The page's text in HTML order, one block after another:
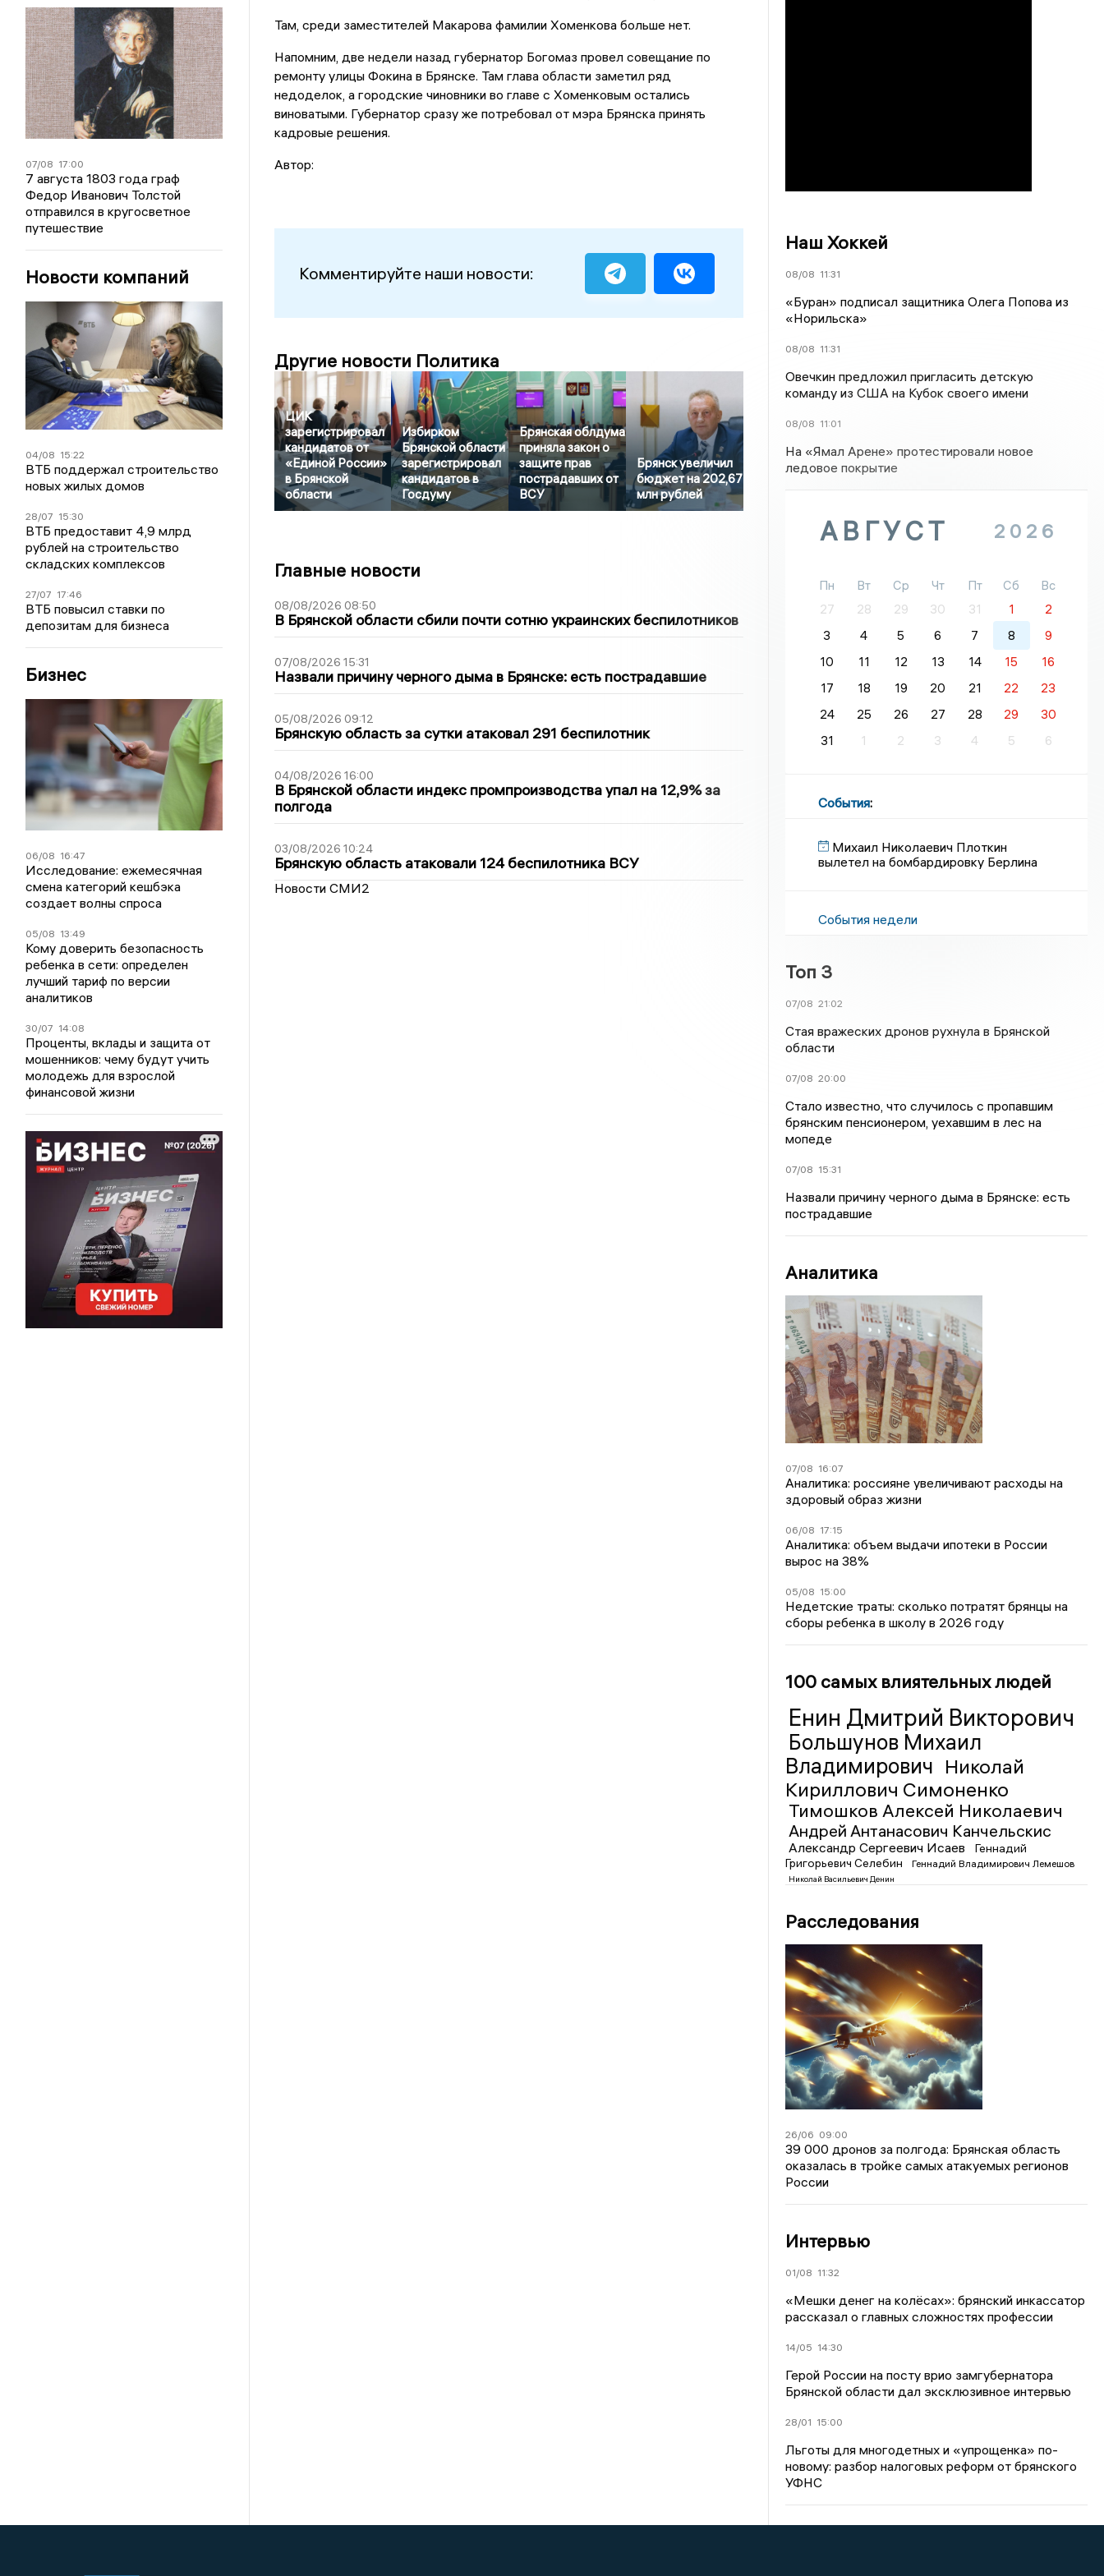
07/08 17:00
7 августа 1803 года граф
Федор Иванович Толстой
отправился в кругосветное
путешествие
Новости компаний
04/08 15:22
ВТБ поддержал строительство
новых жилых домов
28/07 15:30
ВТБ предоставит 4,9 млрд
рублей на строительство
складских комплексов
27/07 17:46
ВТБ повысил ставки по
депозитам для бизнеса
Бизнес
06/08 16:47
Исследование: ежемесячная
смена категорий кешбэка
создает волны спроса
05/08 13:49
Кому доверить безопасность
ребенка в сети: определен
лучший тариф по версии
аналитиков
30/07 14:08
Проценты, вклады и защита от
мошенников: чему будут учить
молодежь для взрослой
финансовой жизни
Там, среди заместителей Макарова фамилии Хоменкова больше нет.
Напомним, две недели назад губернатор Богомаз провел совещание по
ремонту улицы Фокина в Брянске. Там глава области заметил ряд
недоделок, а городские чиновники во главе с Хоменковым остались
виноватыми. Губернатор сразу же потребовал от мэра Брянска принять
кадровые решения.
Автор:
Комментируйте наши новости:
Другие новости Политика
ЦИК
зарегистрировал
кандидатов от
«Единой России»
в Брянской
области
Избирком
Брянской области
зарегистрировал
кандидатов в
Госдуму
Брянская облдума
приняла закон о
защите прав
пострадавших от
ВСУ
Брянск увеличил
бюджет на 202,67
млн рублей
Главные новости
08/08/2026 08:50
В Брянской области сбили почти сотню украинских беспилотников
07/08/2026 15:31
Назвали причину черного дыма в Брянске: есть пострадавшие
05/08/2026 09:12
Брянскую область за сутки атаковал 291 беспилотник
04/08/2026 16:00
В Брянской области индекс промпроизводства упал на 12,9% за
полгода
03/08/2026 10:24
Брянскую область атаковали 124 беспилотника ВСУ
Новости СМИ2
Наш Хоккей
08/08 11:31
«Буран» подписал защитника Олега Попова из
«Норильска»
08/08 11:31
Овечкин предложил пригласить детскую
команду из США на Кубок своего имени
08/08 11:01
На «Ямал Арене» протестировали новое
ледовое покрытие
АВГУСТ 2026
Пн Вт Ср Чт Пт Сб
Вс
27
28 29 30 31 1
2
3
4 5 6 7 8
9
10
11 12 13 14 15
16
17
18 19 20 21 22
23
24
25 26 27 28 29
30
31
1 2 3 4 5 6
События:
Михаил Николаевич Плоткин
вылетел на бомбардировку Берлина
События недели
Топ 3
07/08 21:02
Стая вражеских дронов рухнула в Брянской
области
07/08 20:00
Стало известно, что случилось с пропавшим
брянским пенсионером, уехавшим в лес на
мопеде
07/08 15:31
Назвали причину черного дыма в Брянске: есть
пострадавшие
Аналитика
07/08 16:07
Аналитика: россияне увеличивают расходы на
здоровый образ жизни
06/08 17:15
Аналитика: объем выдачи ипотеки в России
вырос на 38%
05/08 15:00
Недетские траты: сколько потратят брянцы на
сборы ребенка в школу в 2026 году
100 самых влиятельных людей
Енин Дмитрий Викторович
Большунов Михаил
Владимирович Николай
Кириллович Симоненко
Тимошков Алексей Николаевич
Андрей Антанасович Канчельскис
Александр Сергеевич Исаев
Геннадий
Григорьевич Селебин
Геннадий Владимирович Лемешов
Николай Васильевич Денин
Расследования
26/06 09:00
39 000 дронов за полгода: Брянская область
оказалась в тройке самых атакуемых регионов
России
Интервью
01/08 11:32
«Мешки денег на колёсах»: брянский инкассатор
рассказал о главных сложностях профессии
14/05 14:30
Герой России на посту врио замгубернатора
Брянской области дал эксклюзивное интервью
28/01 15:00
Льготы для многодетных и «упрощенка» по-
новому: разбор налоговых реформ от брянского
УФНС